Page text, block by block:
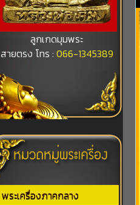
ลูกเกดมุมพระ
สายตรง โทร : 066-1345389
พระเครื่องภาคกลาง